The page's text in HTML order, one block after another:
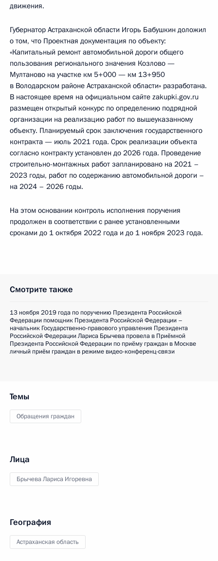
движения.
Губернатор Астраханской области Игорь Бабушкин доложил
о том, что Проектная документация по объекту:
«Капитальный ремонт автомобильной дороги общего
пользования регионального значения Козлово —
Мултаново на участке км 5+000 — км 13+950
в Володарском районе Астраханской области» разработана.
В настоящее время на официальном сайте zakupki.gov.ru
размещен открытый конкурс по определению подрядной
организации на реализацию работ по вышеуказанному
объекту. Планируемый срок заключения государственного
контракта — июль 2021 года. Срок реализации объекта
согласно контракту установлен до 2026 года. Проведение
строительно-монтажных работ запланировано на 2021 –
2023 годы, работ по содержанию автомобильной дороги –
на 2024 – 2026 годы.
На этом основании контроль исполнения поручения
продолжен в соответствии с ранее установленными
сроками до 1 октября 2022 года и до 1 ноября 2023 года.
Смотрите также
13 ноября 2019 года по поручению Президента Российской
Федерации помощник Президента Российской Федерации –
начальник Государственно-правового управления Президента
Российской Федерации Лариса Брычева провела в Приёмной
Президента Российской Федерации по приёму граждан в Москве
личный приём граждан в режиме видео-конференц-связи
Темы
Обращения граждан
Лица
Брычева Лариса Игоревна
География
Астраханская область